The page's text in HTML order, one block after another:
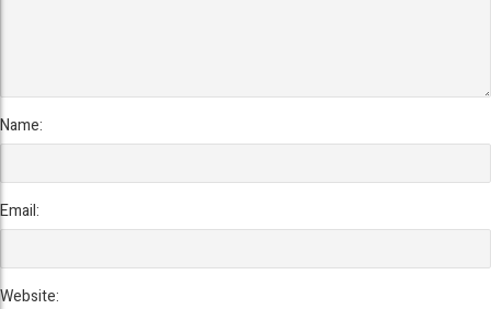
Name:
Email:
Website: